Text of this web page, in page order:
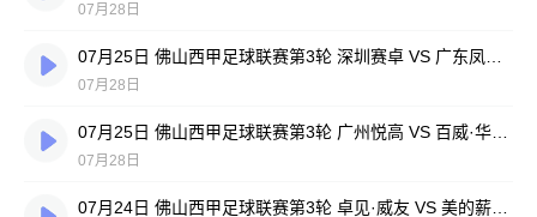
07月28日
07月28日
07月28日